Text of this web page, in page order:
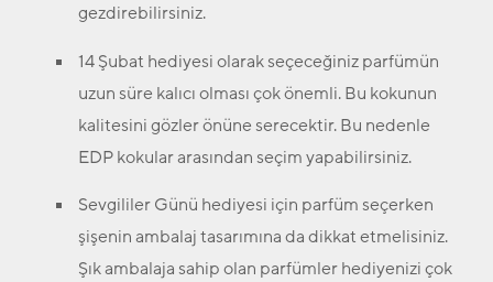
gezdirebilirsiniz.
14 Şubat hediyesi olarak seçeceğiniz parfümün
uzun süre kalıcı olması çok önemli. Bu kokunun
kalitesini gözler önüne serecektir. Bu nedenle
EDP kokular arasından seçim yapabilirsiniz.
Sevgililer Günü hediyesi için parfüm seçerken
şişenin ambalaj tasarımına da dikkat etmelisiniz.
Şık ambalaja sahip olan parfümler hediyenizi çok